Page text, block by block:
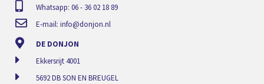
Whatsapp: 06 - 36 02 18 89
E-mail: info@donjon.nl
DE DONJON
Ekkersrijt 4001
5692 DB SON EN BREUGEL